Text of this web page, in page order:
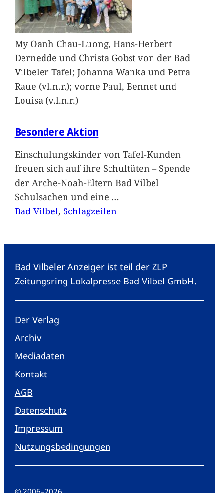
My Oanh Chau-Luong, Hans-Herbert
Dernedde und Christa Gobst von der Bad
Vilbeler Tafel; Johanna Wanka und Petra
Raue (vl.n.r.); vorne Paul, Bennet und
Louisa (v.l.n.r.)
Besondere Aktion
Einschulungskinder von Tafel-Kunden
freuen sich auf ihre Schultüten – Spende
der Arche-Noah-Eltern Bad Vilbel
Schulsachen und eine …
Bad Vilbel, Schlagzeilen
Bad Vilbeler Anzeiger ist teil der ZLP
Zeitungsring Lokalpresse Bad Vilbel GmbH.
Der Verlag
Archiv
Mediadaten
Kontakt
AGB
Datenschutz
Impressum
Nutzungsbedingungen
© 2006–2026